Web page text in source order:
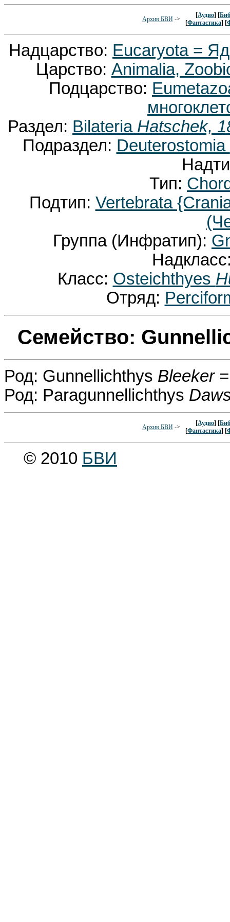
Архив БВИ->
[Аудио] [
[Фантастика] [
Надцарство: Eucaryota =
Царство: Animalia,
Подцарство:
Раздел: Bilateria Hatschek,
Подраздел: Deuterostomia
Тип:
Подтип: Vertebrata
Группа (Инфратип):
Класс: Osteichthyes
Отряд:
Семейство:
Род: Gunnellichthys Bleeker=
Род: Paragunnellichthys
Архив БВИ->
[Аудио] [
[Фантастика] [
© 2010 БВИ